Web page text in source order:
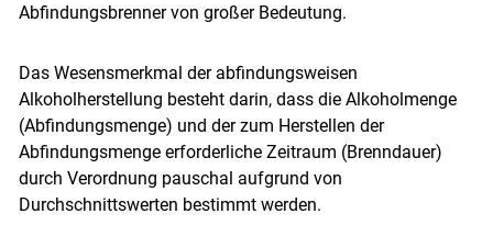
Abfindungsbrenner von großer Bedeutung.
Das Wesensmerkmal der abfindungsweisen
Alkoholherstellung besteht darin, dass die Alkoholmenge
(Abfindungsmenge) und der zum Herstellen der
Abfindungsmenge erforderliche Zeitraum (Brenndauer)
durch Verordnung pauschal aufgrund von
Durchschnittswerten bestimmt werden.